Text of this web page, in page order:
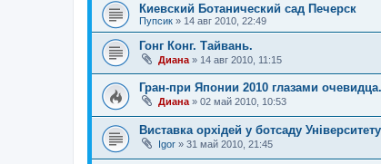
Киевский Ботанический сад Печерск
Пупсик » 14 авг 2010, 22:49
Гонг Конг. Тайвань.
Диана » 14 авг 2010, 11:15
Гран-при Японии 2010 глазами очевидца.
Диана » 02 май 2010, 10:53
Виставка орхідей у ботсаду
Igor » 31 май 2010, 21:45